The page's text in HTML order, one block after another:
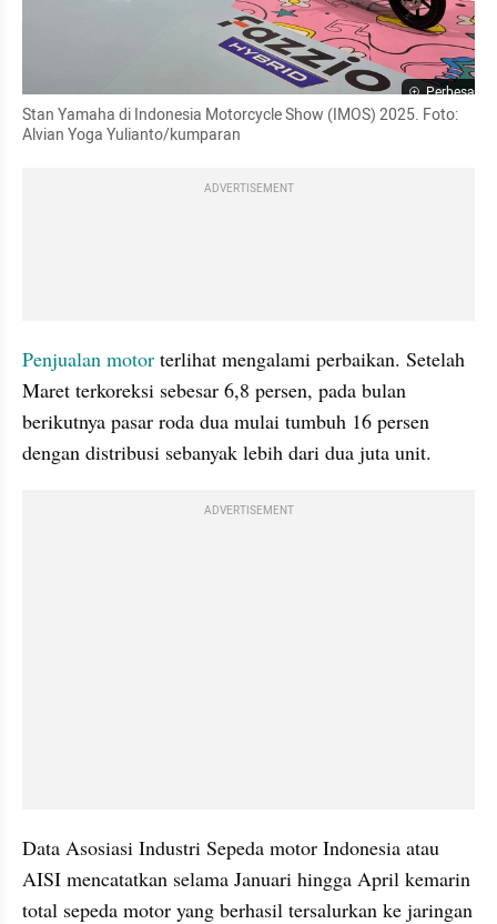
Perbesar
Stan Yamaha di Indonesia Motorcycle Show (IMOS) 2025. Foto:
Alvian Yoga Yulianto/kumparan
ADVERTISEMENT
Penjualan motor terlihat mengalami perbaikan. Setelah
Maret terkoreksi sebesar 6,8 persen, pada bulan
berikutnya pasar roda dua mulai tumbuh 16 persen
dengan distribusi sebanyak lebih dari dua juta unit.
ADVERTISEMENT
Data Asosiasi Industri Sepeda motor Indonesia atau
AISI mencatatkan selama Januari hingga April kemarin
total sepeda motor yang berhasil tersalurkan ke jaringan